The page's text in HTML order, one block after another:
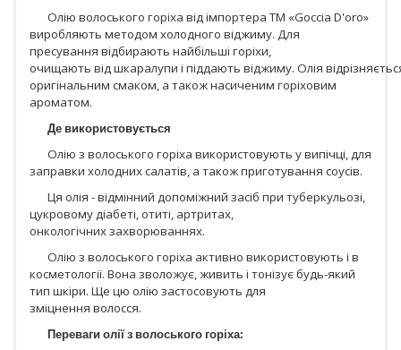
Олію волоського горіха від імпортера TM «Goccia D'oro»
виробляють методом холодного віджиму. Для
пресування відбирають найбільші горіхи,
очищають від шкаралупи і піддають віджиму. Олія
оригінальним смаком, а також насиченим горіховим
ароматом.
Де використовується
Олію з волоського горіха використовують у випічці, для
заправки холодних салатів, а також приготування соусів.
Ця олія - відмінний допоміжний засіб при туберкульозі,
цукровому діабеті, отиті, артритах,
онкологічних захворюваннях.
Олію з волоського горіха активно використовують і в
косметології. Вона зволожує, живить і тонізує будь-який
тип шкіри. Ще цю олію застосовують для
зміцнення волосся.
Переваги оліїз волоського горіха: